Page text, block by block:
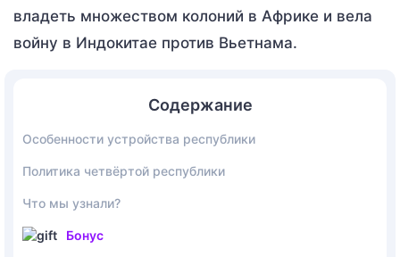
владеть множеством колоний в Африке и вела
войну в Индокитае против Вьетнама.
Содержание
Особенности устройства республики
Политика четвёртой республики
Что мы узнали?
Бонус